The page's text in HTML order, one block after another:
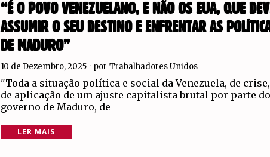
“É O POVO VENEZUELANO, E NÃO OS EUA, QUE
ASSUMIR O SEU DESTINO E ENFRENTAR AS
DE MADURO”
10 de Dezembro, 2025 por Trabalhadores Unidos
"Toda a situação política e social da Venezuela, de crise,
de aplicação de um ajuste capitalista brutal por parte do
governo de Maduro, de
LER MAIS